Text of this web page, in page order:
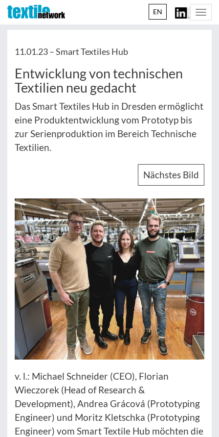
EN
11.01.23 –Smart Textiles Hub
Entwicklung von technischen
Textilien neu gedacht
Das Smart Textiles Hub in Dresden ermöglicht
eine Produktentwicklung vom Prototyp bis
zur Serienproduktion im Bereich Technische
Textilien.
Nächstes Bild
v. l.: Michael Schneider (CEO), Florian
Wieczorek (Head of Research &
Development), Andrea Grácová (Prototyping
Engineer) und Moritz Kletschka (Prototyping
Engineer) vom Smart Textile Hub möchten die